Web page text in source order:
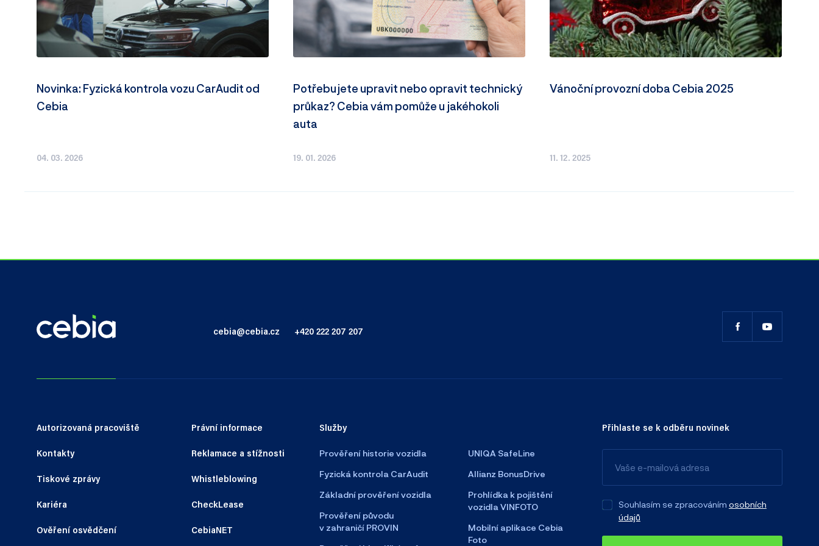
04. 03. 2026
Novinka: Fyzická kontrola vozu CarAudit od
Cebia
19. 01. 2026
Potřebujete upravit nebo opravit technický
průkaz? Cebia vám pomůže u jakéhokoli
auta
11. 12. 2025
Vánoční provozní doba Cebia 2025
cebia@cebia.cz +420 222 207 207
Autorizovaná pracoviště
Kontakty
Tiskové zprávy
Kariéra
Ověření osvědčení
Právní informace
Reklamace a stížnosti
Whistleblowing
CheckLease
CebiaNET
Služby
Prověření historie vozidla
Fyzická kontrola CarAudit
Základní prověření vozidla
Prověření původu
v zahraničí PROVIN
UNIQA SafeLine
Allianz BonusDrive
Prohlídka k pojištění
vozidla VINFOTO
Mobilní aplikace Cebia
Foto
Přihlaste se k odběru novinek
Souhlasím se zpracováním osobních
údajů